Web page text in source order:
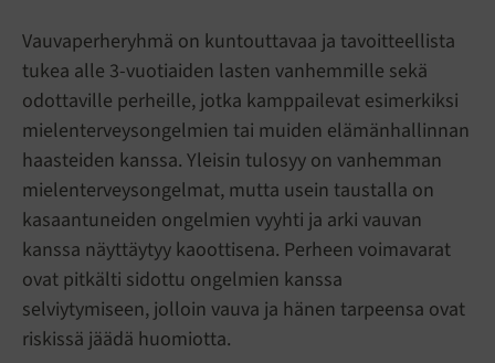
Vauvaperheryhmä on kuntouttavaa ja tavoitteellista
tukea alle 3-vuotiaiden lasten vanhemmille sekä
odottaville perheille, jotka kamppailevat esimerkiksi
mielenterveysongelmien tai muiden elämänhallinnan
haasteiden kanssa. Yleisin tulosyy on vanhemman
mielenterveysongelmat, mutta usein taustalla on
kasaantuneiden ongelmien vyyhti ja arki vauvan
kanssa näyttäytyy kaoottisena. Perheen voimavarat
ovat pitkälti sidottu ongelmien kanssa
selviytymiseen, jolloin vauva ja hänen tarpeensa ovat
riskissä jäädä huomiotta.